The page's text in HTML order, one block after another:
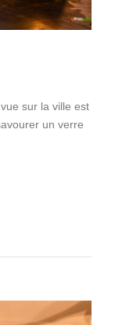
sur la ville est
un verre